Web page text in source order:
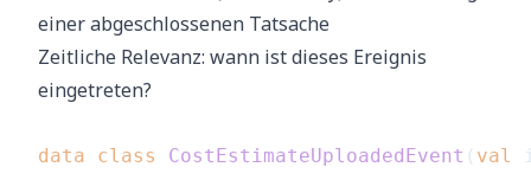
einer abgeschlossenen Tatsache
Zeitliche Relevanz: wann ist dieses Ereignis
eingetreten?
data class CostEstimateUploadedEvent ( val